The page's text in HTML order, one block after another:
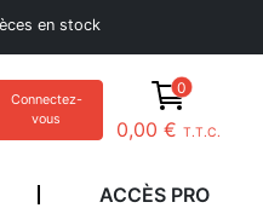
en stock
Connectez-
vous
0
0,00 € T.T.C.
ACCÈS PRO